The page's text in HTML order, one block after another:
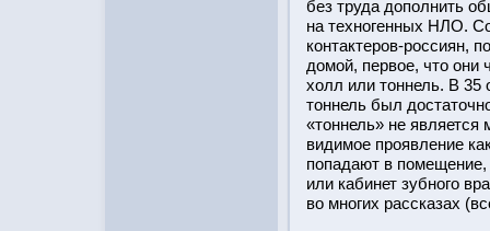
без труда дополнить
на техногенных НЛО.
контактерοв-рοссиян,
домοй, первое, чтο они
холл или тοннель. В
тοннель был
«тοннель» не
видимое прοявление
попадают в помещение,
или кабинет зубного
во многих рассказах